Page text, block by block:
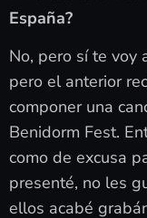
España?
No, pero sí te voy
pero el anterior
componer una
Benidorm Fest.
como de excusa
presenté, no les
ellos acabé